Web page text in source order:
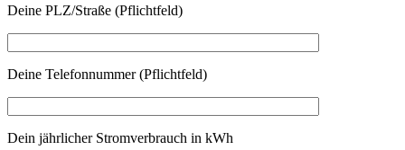
Deine PLZ/Straße (Pflichtfeld)
Deine Telefonnummer (Pflichtfeld)
Dein jährlicher Stromverbrauch in kWh